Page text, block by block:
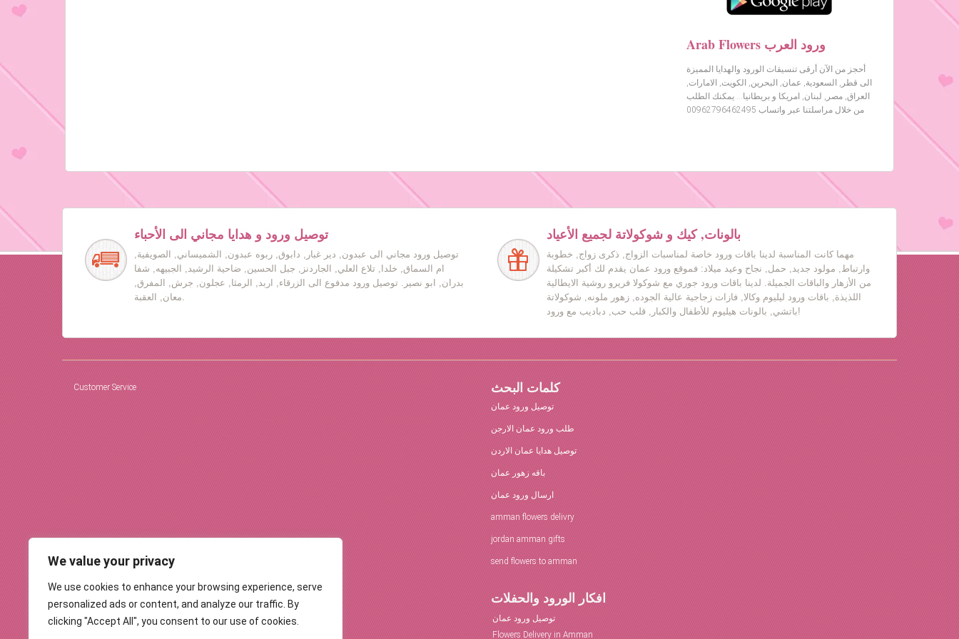
We value your privacy
We use cookies to enhance your browsing experience, serve
personalized ads or content, and analyze our traffic. By
clicking "Accept All", you consent to our use of cookies.
Arab Flowers ورود العرب
أحجز من الآن أرقى تنسيقات الورود والهدايا المميزة
الى قطر, السعودية, عمان, البحرين, الكويت, الامارات,
العراق, مصر, لبنان, امريكا و بريطانيا… يمكنك الطلب
من خلال مراسلتنا عبر واتساب 00962796462495
توصيل ورود و هدايا مجاني الى الأحباء
توصيل ورود مجاني الى عبدون, دير غبار, دابوق, ربوه عبدون, الشميساني, الصويفية,
ام السماق, خلدا, تلاع العلي, الجاردنز, جبل الحسين, ضاحية الرشيد, الجبيهه, شفا
بدران, ابو نصير. توصيل ورود مدفوع الى الزرقاء, اربد, الرمثا, عجلون, جرش, المفرق,
معان, العقبة.
بالونات, كيك و شوكولاتة لجميع الأعياد
مهما كانت المناسبة لدينا باقات ورود خاصة لمناسبات الزواج, ذكرى زواج, خطوبة
وارتباط, مولود جديد, حمل, نجاح وعيد ميلاد: فموقع ورود عمان يقدم لك أكبر تشكيلة
من الأزهار والباقات الجميلة. لدينا باقات ورود جوري مع شوكولا فريرو روشية الايطالية
اللذيذة, باقات ورود ليليوم وكالا, فازات زجاجية عالية الجوده, زهور ملونه, شوكولاتة
باتشي, بالونات هيليوم للأطفال والكبار, قلب حب, دباديب مع ورود!
Customer Service كلمات البحث
توصيل ورود عمان
طلب ورود عمان الارجن
توصيل هدايا عمان الاردن
باقه زهور عمان
ارسال ورود عمان
amman flowers delivry
jordan amman gifts
send flowers to amman
افكار الورود والحفلات
توصيل ورود عمان
Flowers Delivery in Amman